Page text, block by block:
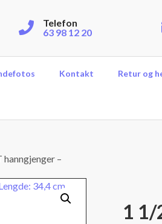
Telefon
63 98 12 20
Kontakt Retur og
hanngjenger –
1 1/